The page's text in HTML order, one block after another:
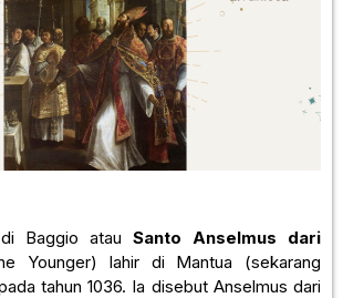
Baggio atau Santo Anselmus dari
Younger) lahir di Mantua (sekarang
tahun 1036. Ia disebut Anselmus dari